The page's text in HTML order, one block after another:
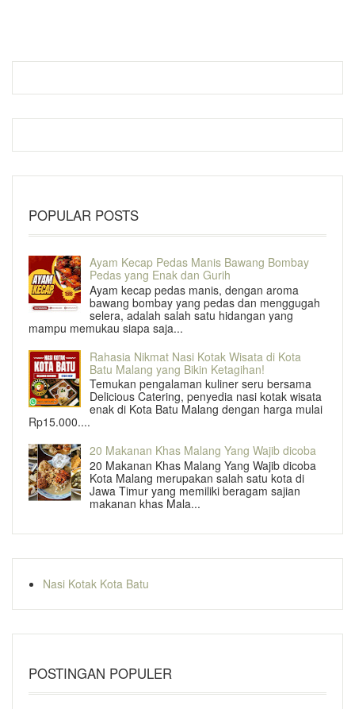
POPULAR POSTS
Ayam Kecap Pedas Manis Bawang Bombay
Pedas yang Enak dan Gurih
Ayam kecap pedas manis, dengan aroma
bawang bombay yang pedas dan menggugah
selera, adalah salah satu hidangan yang
mampu memukau siapa saja...
Rahasia Nikmat Nasi Kotak Wisata di Kota
Batu Malang yang Bikin Ketagihan!
Temukan pengalaman kuliner seru bersama
Delicious Catering, penyedia nasi kotak wisata
enak di Kota Batu Malang dengan harga mulai
Rp15.000....
20 Makanan Khas Malang Yang Wajib dicoba
20 Makanan Khas Malang Yang Wajib dicoba
Kota Malang merupakan salah satu kota di
Jawa Timur yang memiliki beragam sajian
makanan khas Mala...
Nasi Kotak Kota Batu
POSTINGAN POPULER